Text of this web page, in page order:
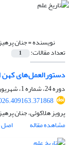
نویسنده =جنان
تعداد مقالات: 1
دستورالعمل‌های کهن
دوره 24، شماره 1، شهریور 1405، صفحه
پرویز هلاکوئی، جنان
مشاهده مقاله
اصل